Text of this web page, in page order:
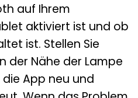
auf Ihrem
aktiviert ist und ob
ist. Stellen Sie
der Nähe der Lampe
App neu und